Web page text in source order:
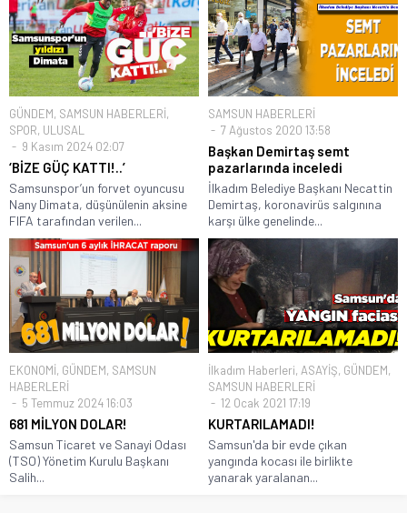
GÜNDEM, SAMSUN HABERLERİ,
SPOR, ULUSAL
9 Kasım 2024 02:07
‘BİZE GÜÇ KATTI!..’
Samsunspor’un forvet oyuncusu
Nany Dimata, düşünülenin aksine
FIFA tarafından verilen...
SAMSUN HABERLERİ
7 Ağustos 2020 13:58
Başkan Demirtaş semt
pazarlarında inceledi
İlkadım Belediye Başkanı Necattin
Demirtaş, koronavirüs salgınına
karşı ülke genelinde...
EKONOMİ, GÜNDEM, SAMSUN
HABERLERİ
5 Temmuz 2024 16:03
681 MİLYON DOLAR!
Samsun Ticaret ve Sanayi Odası
(TSO) Yönetim Kurulu Başkanı
Salih...
İlkadım Haberleri, ASAYİŞ, GÜNDEM,
SAMSUN HABERLERİ
12 Ocak 2021 17:19
KURTARILAMADI!
Samsun'da bir evde çıkan
yangında kocası ile birlikte
yanarak yaralanan...